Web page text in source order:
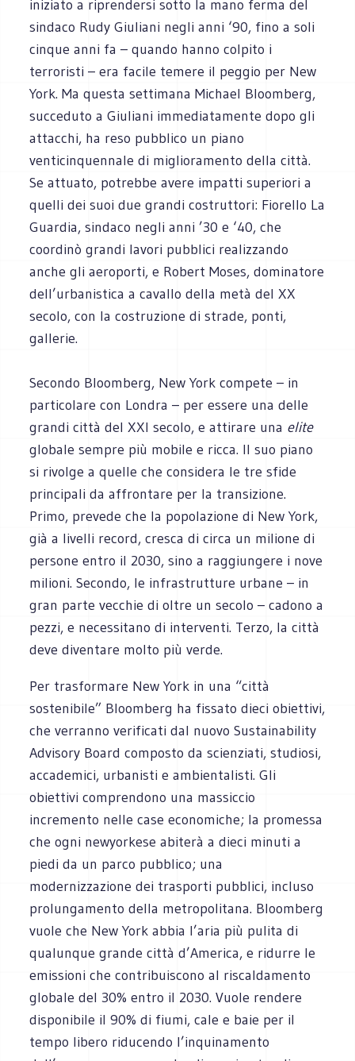
iniziato a riprendersi sotto la mano ferma del
sindaco Rudy Giuliani negli anni ‘90, fino a soli
cinque anni fa – quando hanno colpito i
terroristi – era facile temere il peggio per New
York. Ma questa settimana Michael Bloomberg,
succeduto a Giuliani immediatamente dopo gli
attacchi, ha reso pubblico un piano
venticinquennale di miglioramento della città.
Se attuato, potrebbe avere impatti superiori a
quelli dei suoi due grandi costruttori: Fiorello La
Guardia, sindaco negli anni ’30 e ‘40, che
coordinò grandi lavori pubblici realizzando
anche gli aeroporti, e Robert Moses, dominatore
dell’urbanistica a cavallo della metà del XX
secolo, con la costruzione di strade, ponti,
gallerie.
Secondo Bloomberg, New York compete – in
particolare con Londra – per essere una delle
grandi città del XXI secolo, e attirare una elite
globale sempre più mobile e ricca. Il suo piano
si rivolge a quelle che considera le tre sfide
principali da affrontare per la transizione.
Primo, prevede che la popolazione di New York,
già a livelli record, cresca di circa un milione di
persone entro il 2030, sino a raggiungere i nove
milioni. Secondo, le infrastrutture urbane – in
gran parte vecchie di oltre un secolo – cadono a
pezzi, e necessitano di interventi. Terzo, la città
deve diventare molto più verde.
Per trasformare New York in una “città
sostenibile” Bloomberg ha fissato dieci obiettivi,
che verranno verificati dal nuovo Sustainability
Advisory Board composto da scienziati, studiosi,
accademici, urbanisti e ambientalisti. Gli
obiettivi comprendono una massiccio
incremento nelle case economiche; la promessa
che ogni newyorkese abiterà a dieci minuti a
piedi da un parco pubblico; una
modernizzazione dei trasporti pubblici, incluso
prolungamento della metropolitana. Bloomberg
vuole che New York abbia l’aria più pulita di
qualunque grande città d’America, e ridurre le
emissioni che contribuiscono al riscaldamento
globale del 30% entro il 2030. Vuole rendere
disponibile il 90% di fiumi, cale e baie per il
tempo libero riducendo l’inquinamento